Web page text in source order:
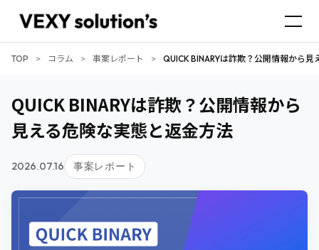
TOP > コラム > 事案レポート > QUICK BINARYは詐欺？公開情報から
QUICK BINARYは詐欺？公開情報から
見える危険な実態と返金方法
2026.07.16 事案レポート